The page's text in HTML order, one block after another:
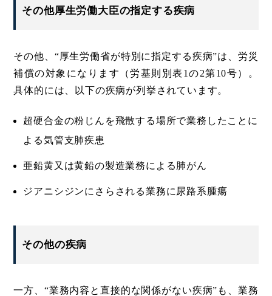
その他厚生労働大臣の指定する疾病
その他、“厚生労働省が特別に指定する疾病”は、労災
補償の対象になります（労基則別表1の2第10号）。
具体的には、以下の疾病が列挙されています。
超硬合金の粉じんを飛散する場所で業務したことに
よる気管支肺疾患
亜鉛黄又は黄鉛の製造業務による肺がん
ジアニシジンにさらされる業務に尿路系腫瘍
その他の疾病
一方、“業務内容と直接的な関係がない疾病”も、業務